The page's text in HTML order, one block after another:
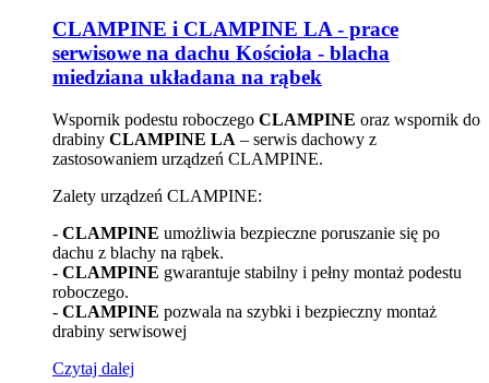
CLAMPINE i CLAMPINE LA - prace
serwisowe na dachu Kościoła - blacha
miedziana układana na rąbek
Wspornik podestu roboczego CLAMPINE oraz wspornik do
drabiny CLAMPINE LA – serwis dachowy z
zastosowaniem urządzeń CLAMPINE.
Zalety urządzeń CLAMPINE:
- CLAMPINE umożliwia bezpieczne poruszanie się po
dachu z blachy na rąbek.
- CLAMPINE gwarantuje stabilny i pełny montaż podestu
roboczego.
- CLAMPINE pozwala na szybki i bezpieczny montaż
drabiny serwisowej
Czytaj dalej